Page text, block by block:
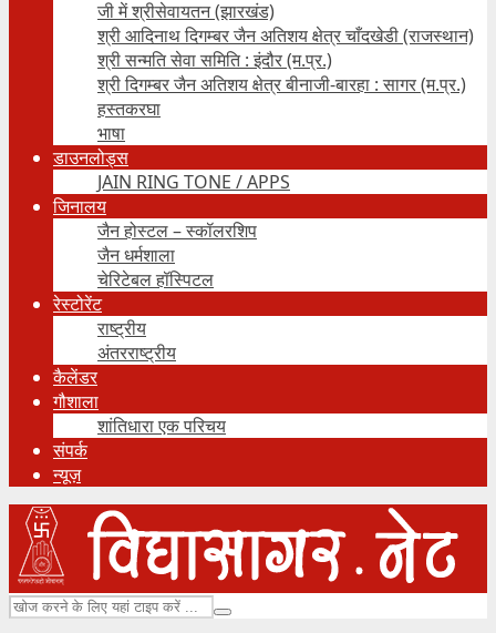
जी में श्रीसेवायतन (झारखंड)
श्री आदिनाथ दिगम्बर जैन अतिशय क्षेत्र चाँदखेडी (राजस्थान)
श्री सन्मति सेवा समिति : इंदौर (म.प्र.)
श्री दिगम्बर जैन अतिशय क्षेत्र बीनाजी-बारहा : सागर (म.प्र.)
हस्तकरघा
भाषा
डाउनलोड्स
JAIN RING TONE / APPS
जिनालय
जैन होस्टल – स्कॉलरशिप
जैन धर्मशाला
चेरिटेबल हॉस्पिटल
रेस्टोरेंट
राष्ट्रीय
अंतरराष्ट्रीय
कैलेंडर
गौशाला
शांतिधारा एक परिचय
संपर्क
न्यूज़